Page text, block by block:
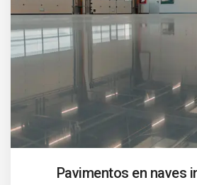
Pavimentos en naves